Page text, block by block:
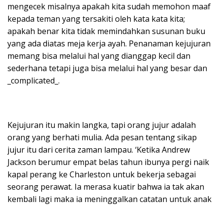
mengecek misalnya apakah kita sudah memohon maaf
kepada teman yang tersakiti oleh kata kata kita;
apakah benar kita tidak memindahkan susunan buku
yang ada diatas meja kerja ayah. Penanaman kejujuran
memang bisa melalui hal yang dianggap kecil dan
sederhana tetapi juga bisa melalui hal yang besar dan
_complicated_.
Kejujuran itu makin langka, tapi orang jujur adalah
orang yang berhati mulia. Ada pesan tentang sikap
jujur itu dari cerita zaman lampau. ‘Ketika Andrew
Jackson berumur empat belas tahun ibunya pergi naik
kapal perang ke Charleston untuk bekerja sebagai
seorang perawat. Ia merasa kuatir bahwa ia tak akan
kembali lagi maka ia meninggalkan catatan untuk anak